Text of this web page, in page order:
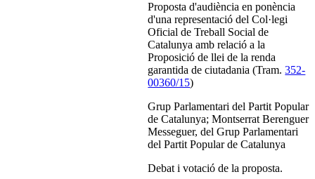
Proposta d'audiència en ponència
d'una representació del Col·legi
Oficial de Treball Social de
Catalunya amb relació a la
Proposició de llei de la renda
garantida de ciutadania (Tram.352-
00360/15)
Grup Parlamentari del Partit Popular
de Catalunya; Montserrat Berenguer
Messeguer, del Grup Parlamentari
del Partit Popular de Catalunya
Debat i votació de la proposta.